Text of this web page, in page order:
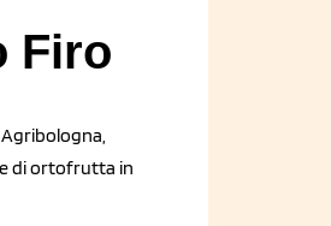
Firo
di ortofrutta in